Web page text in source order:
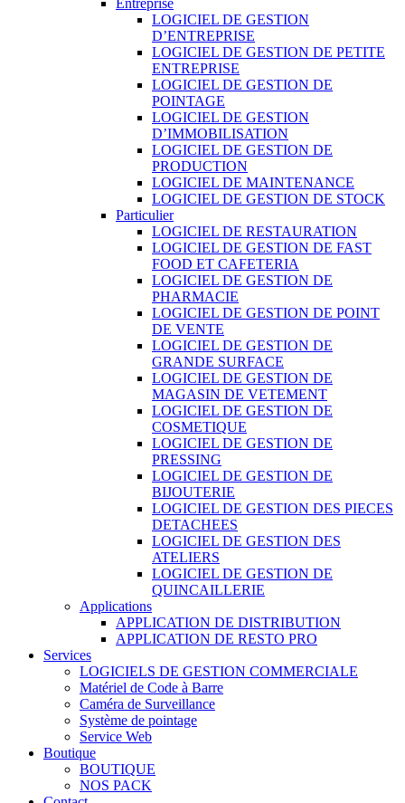
Entreprise
LOGICIEL DE GESTION
D’ENTREPRISE
LOGICIEL DE GESTION DE PETITE
ENTREPRISE
LOGICIEL DE GESTION DE
POINTAGE
LOGICIEL DE GESTION
D’IMMOBILISATION
LOGICIEL DE GESTION DE
PRODUCTION
LOGICIEL DE MAINTENANCE
LOGICIEL DE GESTION DE STOCK
Particulier
LOGICIEL DE RESTAURATION
LOGICIEL DE GESTION DE FAST
FOOD ET CAFETERIA
LOGICIEL DE GESTION DE
PHARMACIE
LOGICIEL DE GESTION DE POINT
DE VENTE
LOGICIEL DE GESTION DE
GRANDE SURFACE
LOGICIEL DE GESTION DE
MAGASIN DE VETEMENT
LOGICIEL DE GESTION DE
COSMETIQUE
LOGICIEL DE GESTION DE
PRESSING
LOGICIEL DE GESTION DE
BIJOUTERIE
LOGICIEL DE GESTION DES PIECES
DETACHEES
LOGICIEL DE GESTION DES
ATELIERS
LOGICIEL DE GESTION DE
QUINCAILLERIE
Applications
APPLICATION DE DISTRIBUTION
APPLICATION DE RESTO PRO
Services
LOGICIELS DE GESTION COMMERCIALE
Matériel de Code à Barre
Caméra de Surveillance
Système de pointage
Service Web
Boutique
BOUTIQUE
NOS PACK